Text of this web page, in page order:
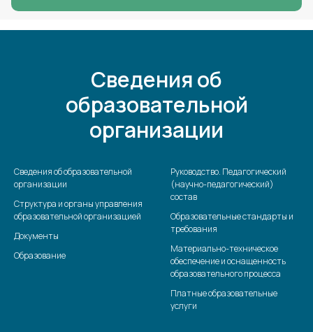
Сведения об
образовательной
организации
Сведения об образовательной
организации
Структура и органы управления
образовательной организацией
Документы
Образование
Руководство. Педагогический
(научно-педагогический)
состав
Образовательные стандарты и
требования
Материально-техническое
обеспечение и оснащенность
образовательного процесса
Платные образовательные
услуги